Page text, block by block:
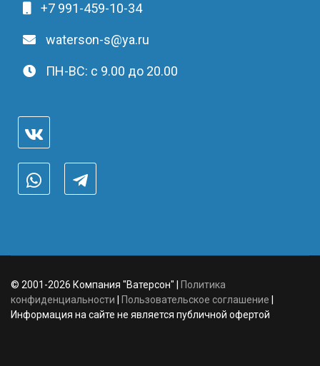
+7 991-459-10-34
waterson-s@ya.ru
ПН-ВС: c 9.00 до 20.00
© 2001-2026 Компания "Ватерсон" |
Политика
конфиденциальности
Пользовательское соглашение
Информация на сайте не является публичной офертой